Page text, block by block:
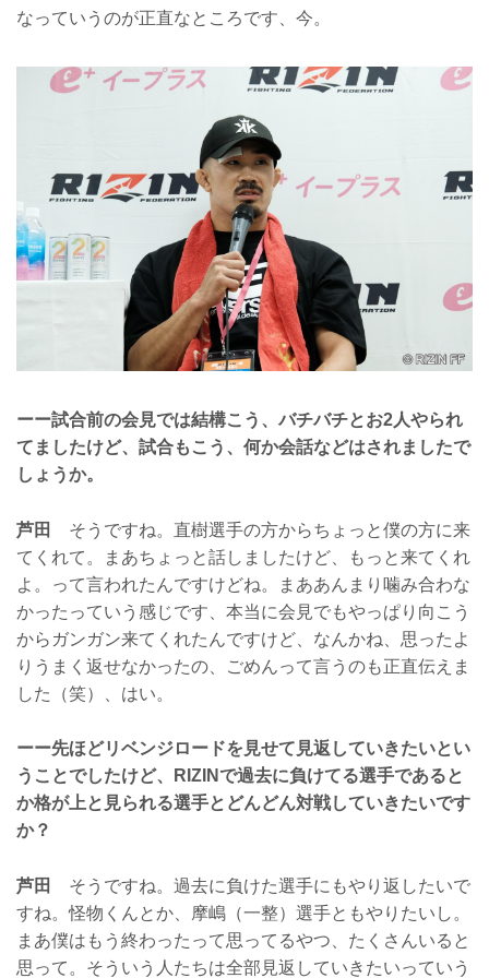
なっていうのが正直なところです、今。
ーー試合前の会見では結構こう、バチバチとお2人やられ
てましたけど、試合もこう、何か会話などはされましたで
しょうか。
芦田
そうですね。直樹選手の方からちょっと僕の方に来
てくれて。まあちょっと話しましたけど、もっと来てくれ
よ。って言われたんですけどね。まああんまり噛み合わな
かったっていう感じです、本当に会見でもやっぱり向こう
からガンガン来てくれたんですけど、なんかね、思ったよ
りうまく返せなかったの、ごめんって言うのも正直伝えま
した（笑）、はい。
ーー先ほどリベンジロードを見せて見返していきたいとい
うことでしたけど、RIZINで過去に負けてる選手であると
か格が上と見られる選手とどんどん対戦していきたいです
か？
芦田
そうですね。過去に負けた選手にもやり返したいで
すね。怪物くんとか、摩嶋（一整）選手ともやりたいし。
まあ僕はもう終わったって思ってるやつ、たくさんいると
思って。そういう人たちは全部見返していきたいっていう